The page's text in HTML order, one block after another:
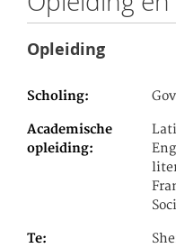
Opleiding
Scholing
Academische
opleiding
Te